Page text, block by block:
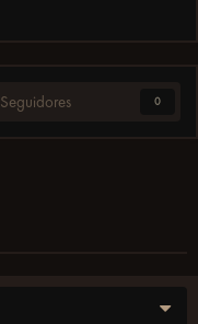
Seguidores 0